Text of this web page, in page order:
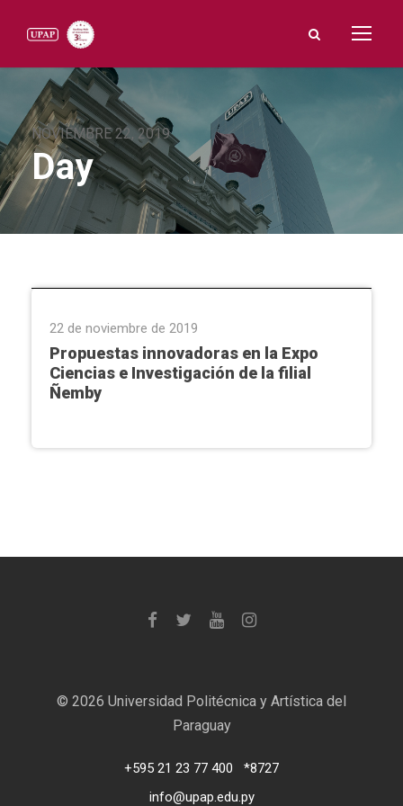
NOVIEMBRE 22, 2019
Day
22 de noviembre de 2019
Propuestas innovadoras en la Expo
Ciencias e Investigación de la filial
Ñemby
© 2026 Universidad Politécnica y Artística del
Paraguay
+595 21 23 77 400
*8727
info@upap.edu.py